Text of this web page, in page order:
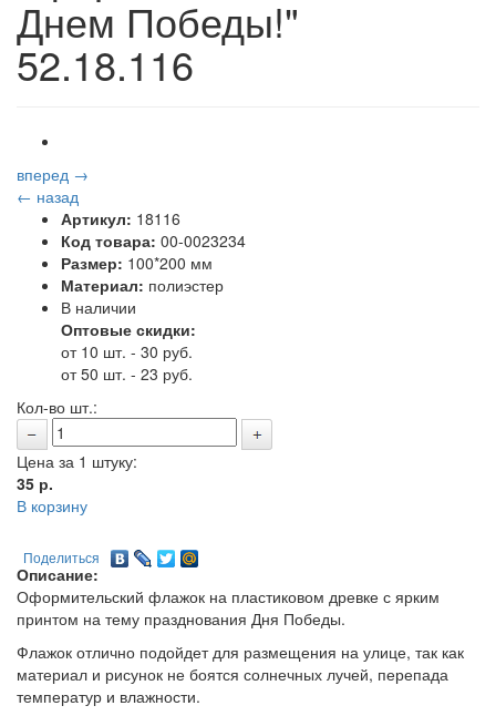
Днем Победы!"
52.18.116
вперед →
← назад
Артикул: 18116
Код товара: 00-0023234
Размер: 100*200 мм
Материал: полиэстер
В наличии
Оптовые скидки:
от 10 шт. - 30 руб.
от 50 шт. - 23 руб.
Кол-во шт.:
Цена за 1 штуку:
35 р.
В корзину
Поделиться
Описание:
Оформительский флажок на пластиковом древке с ярким
принтом на тему празднования Дня Победы.
Флажок отлично подойдет для размещения на улице, так как
материал и рисунок не боятся солнечных лучей, перепада
температур и влажности.